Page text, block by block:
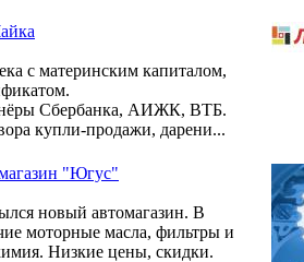
с материнским капиталом,
Сбербанка, АИЖК, ВТБ.
купли-продажи, дарени...
"Югус"
новый автомагазин. В
моторные масла, фильтры и
Низкие цены, скидки.